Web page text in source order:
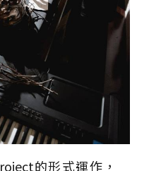
的形式運作，